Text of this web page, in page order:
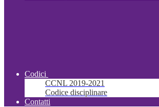
Codici
CCNL 2019-2021
Codice disciplinare
Contatti